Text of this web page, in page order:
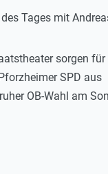
Tages mit
sorgen
SPD aus
OB-Wahl am